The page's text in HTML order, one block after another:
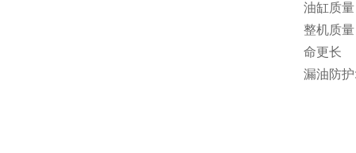
油缸质
整机质
命更长
漏油防